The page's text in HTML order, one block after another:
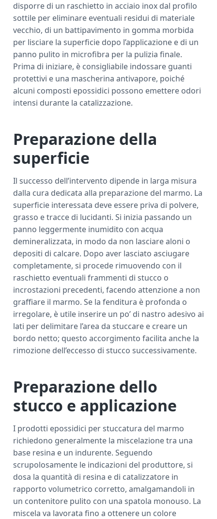
disporre di un raschietto in acciaio inox dal profilo
sottile per eliminare eventuali residui di materiale
vecchio, di un battipavimento in gomma morbida
per lisciare la superficie dopo l’applicazione e di un
panno pulito in microfibra per la pulizia finale.
Prima di iniziare, è consigliabile indossare guanti
protettivi e una mascherina antivapore, poiché
alcuni composti epossidici possono emettere odori
intensi durante la catalizzazione.
Preparazione della
superficie
Il successo dell’intervento dipende in larga misura
dalla cura dedicata alla preparazione del marmo. La
superficie interessata deve essere priva di polvere,
grasso e tracce di lucidanti. Si inizia passando un
panno leggermente inumidito con acqua
demineralizzata, in modo da non lasciare aloni o
depositi di calcare. Dopo aver lasciato asciugare
completamente, si procede rimuovendo con il
raschietto eventuali frammenti di stucco o
incrostazioni precedenti, facendo attenzione a non
graffiare il marmo. Se la fenditura è profonda o
irregolare, è utile inserire un po’ di nastro adesivo ai
lati per delimitare l’area da stuccare e creare un
bordo netto; questo accorgimento facilita anche la
rimozione dell’eccesso di stucco successivamente.
Preparazione dello
stucco e applicazione
I prodotti epossidici per stuccatura del marmo
richiedono generalmente la miscelazione tra una
base resina e un indurente. Seguendo
scrupolosamente le indicazioni del produttore, si
dosa la quantità di resina e di catalizzatore in
rapporto volumetrico corretto, amalgamandoli in
un contenitore pulito con una spatola monouso. La
miscela va lavorata fino a ottenere un colore